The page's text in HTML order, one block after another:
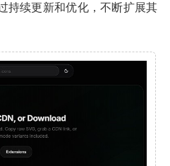
持续更新和优化，不断扩展其